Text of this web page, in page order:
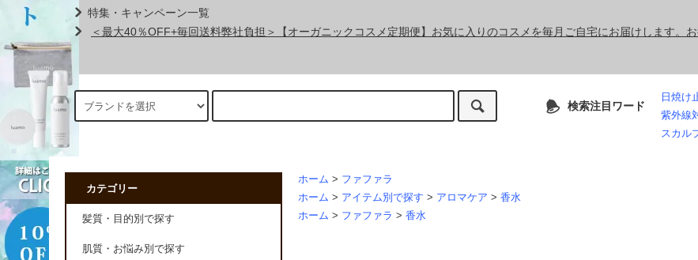
特集・キャンペーン一覧
＜最大40％OFF+毎回送料弊社負担＞【オーガニックコスメ定期便】お気に入りのコスメを毎月ご自宅にお届けします。
検索注目ワード
日焼け
紫外線
スカル
ホーム > ファファラ
ホーム > アイテム別で探す > アロマケア > 香水
ホーム > ファファラ > 香水
カテゴリー
髪質・目的別で探す
肌質・お悩み別で探す